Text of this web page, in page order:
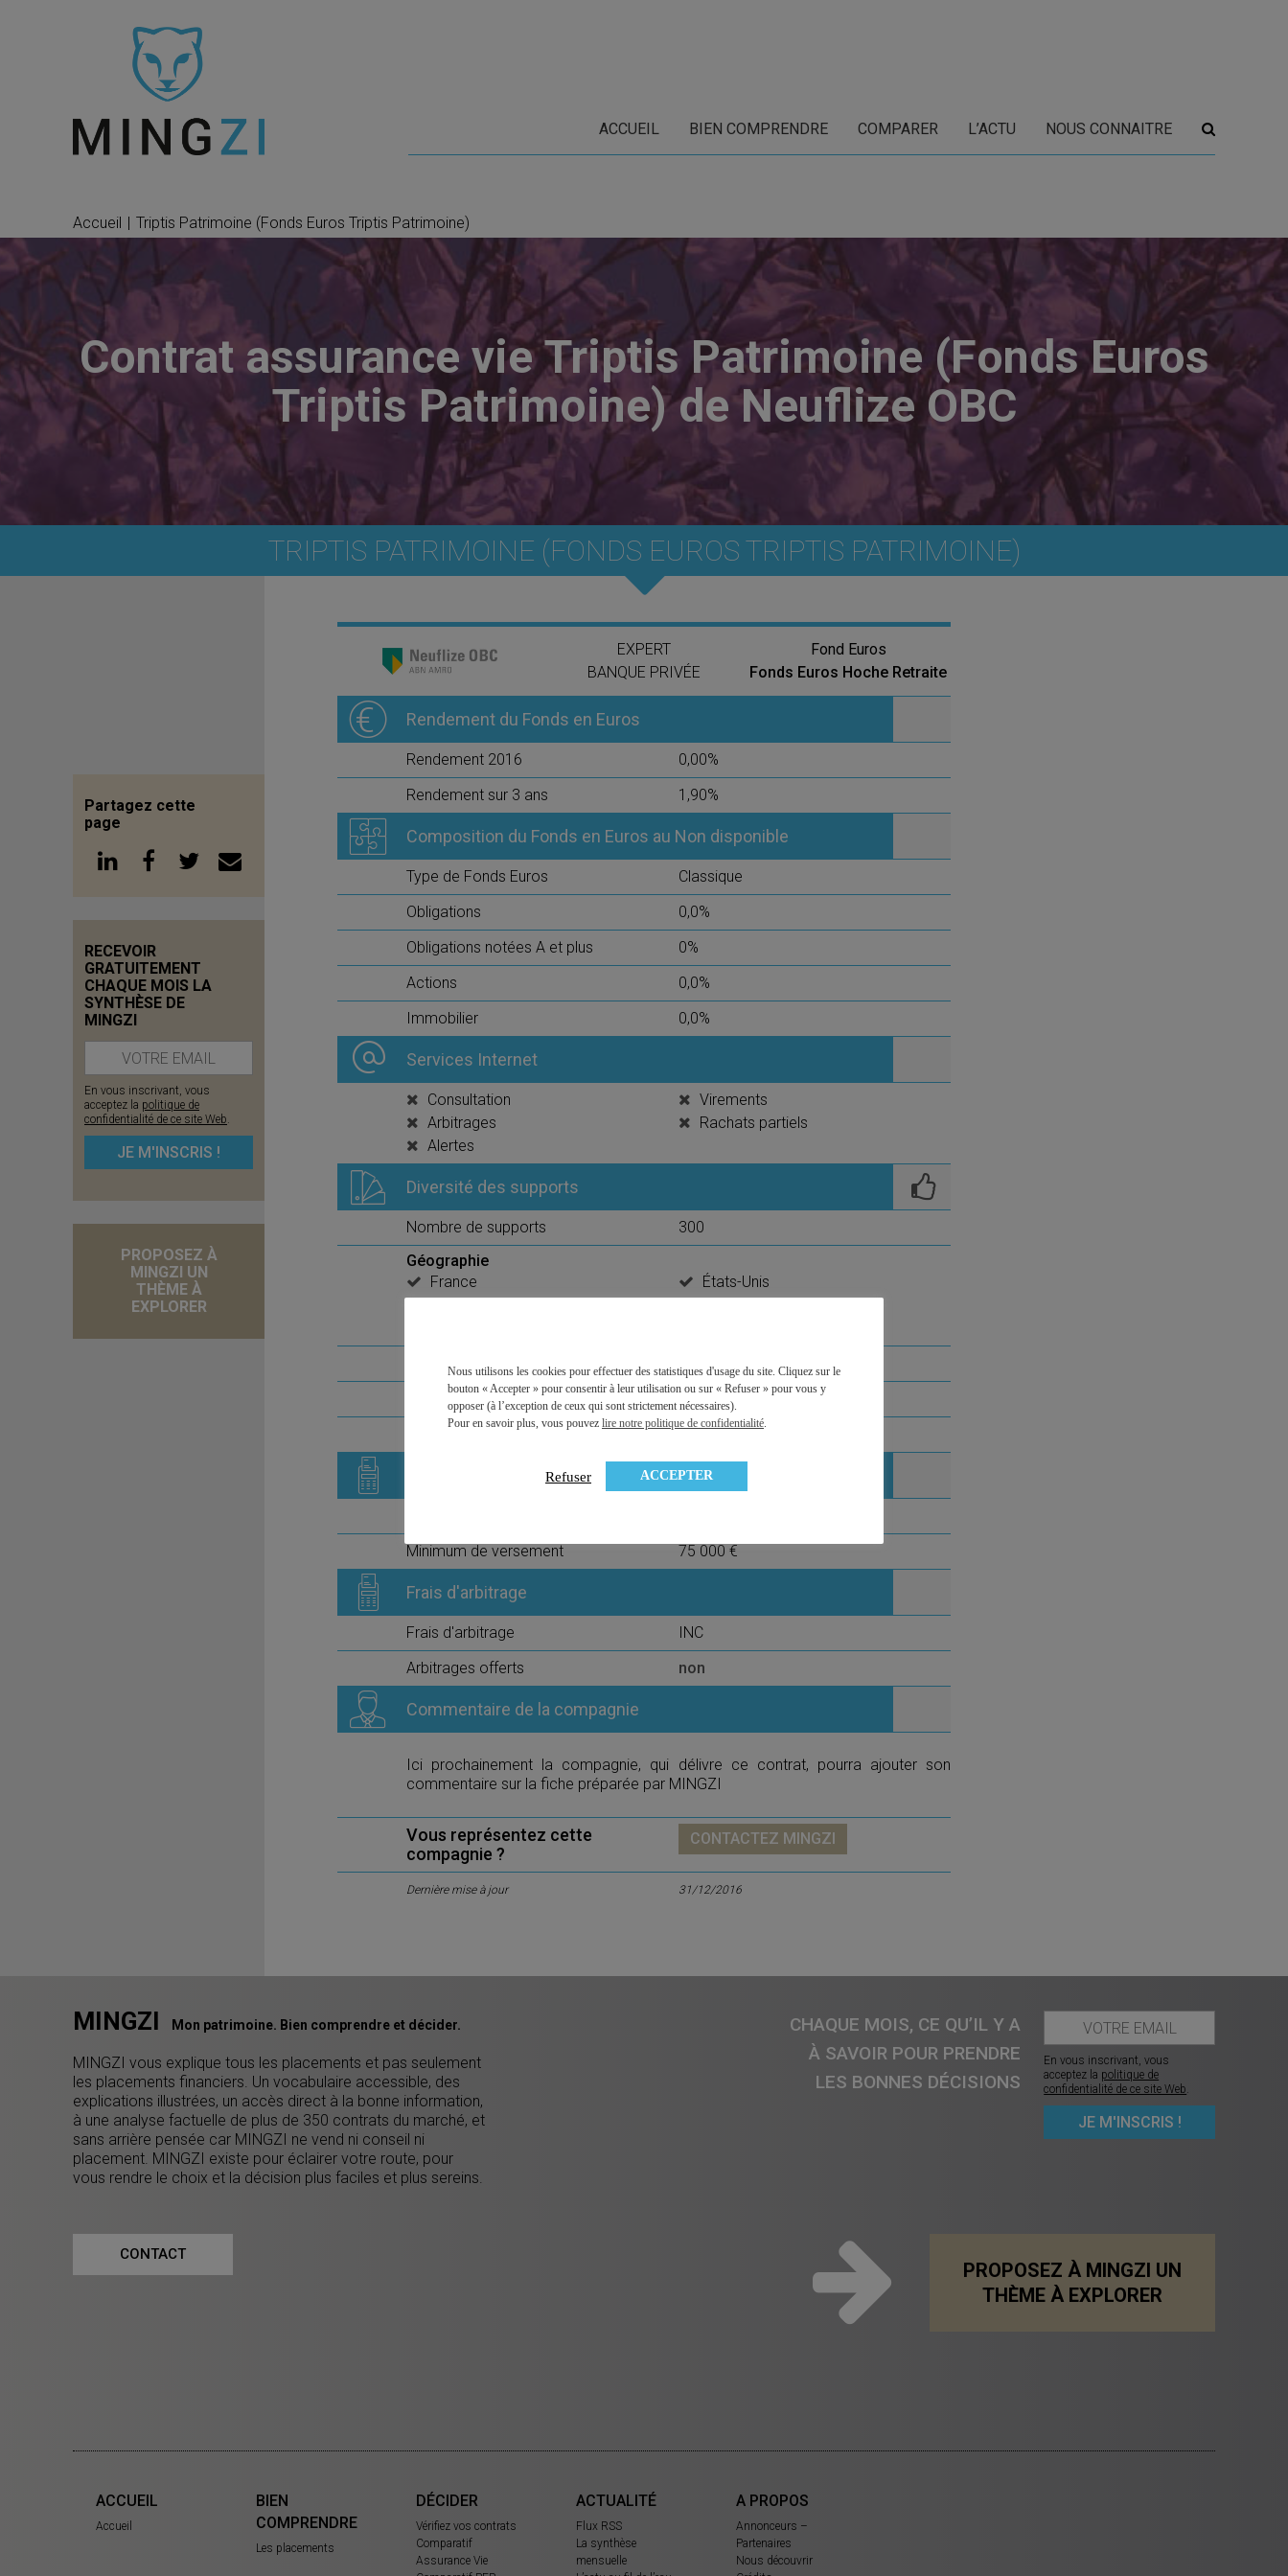
ACCUEIL BIEN COMPRENDRE COMPARER L’ACTU NOUS CONNAITRE
Accueil | Triptis Patrimoine (Fonds Euros Triptis Patrimoine)
Contrat assurance vie Triptis Patrimoine (Fonds Euros
Triptis Patrimoine) de Neuflize OBC
TRIPTIS PATRIMOINE (FONDS EUROS TRIPTIS PATRIMOINE)
EXPERT
BANQUE PRIVÉE
Fond Euros
Fonds Euros Hoche Retraite
Rendement du Fonds en Euros
Rendement 2016
0,00%
Rendement sur 3 ans
1,90%
Composition du Fonds en Euros au Non disponible
Type de Fonds Euros
Classique
Obligations
0,0%
Obligations notées A et plus
0%
Actions
0,0%
Immobilier
0,0%
Services Internet
Consultation
Virements
Arbitrages
Rachats partiels
Alertes
Diversité des supports
Nombre de supports
300
Géographie
France
États-Unis
Présence de PME
oui
Immobilier physique (SCPI, OPCI, SCI)
oui
Plus de 4 thématiques
oui
Frais sur versement
Minimum de versement
75 000 €
Frais d'arbitrage
Frais d'arbitrage
INC
Arbitrages offerts
non
Commentaire de la compagnie
Ici prochainement la compagnie, qui délivre ce contrat, pourra ajouter son
commentaire sur la fiche préparée par MINGZI
Vous représentez cette
compagnie ?
CONTACTEZ MINGZI
Dernière mise à jour 31/12/2016
Partagez cette
page
RECEVOIR
GRATUITEMENT
CHAQUE MOIS LA
SYNTHÈSE DE
MINGZI
En vous inscrivant, vous
acceptez la politique de
confidentialité de ce site Web.
PROPOSEZ À
MINGZI UN
THÈME À
EXPLORER
MINGZI Mon patrimoine. Bien comprendre et décider.
MINGZI vous explique tous les placements et pas seulement
les placements financiers. Un vocabulaire accessible, des
explications illustrées, un accès direct à la bonne information,
à une analyse factuelle de plus de 350 contrats du marché, et
sans arrière pensée car MINGZI ne vend ni conseil ni
placement. MINGZI existe pour éclairer votre route, pour
vous rendre le choix et la décision plus faciles et plus sereins.
CHAQUE MOIS, CE QU’IL Y A
À SAVOIR POUR PRENDRE
LES BONNES DÉCISIONS
En vous inscrivant, vous
acceptez la politique de
confidentialité de ce site Web.
CONTACT
PROPOSEZ À MINGZI UN
THÈME À EXPLORER
ACCUEIL
Accueil
BIEN
COMPRENDRE
Les placements
DÉCIDER
Vérifiez vos contrats
Comparatif
Assurance Vie
ACTUALITÉ
Flux RSS
La synthèse
mensuelle
A PROPOS
Annonceurs –
Partenaires
Nous découvrir
Nous utilisons les cookies pour effectuer des statistiques d'usage du site. Cliquez sur le
bouton « Accepter » pour consentir à leur utilisation ou sur « Refuser » pour vous y
opposer (à l’exception de ceux qui sont strictement nécessaires).
Pour en savoir plus, vous pouvez lire notre politique de confidentialité.
Refuser ACCEPTER